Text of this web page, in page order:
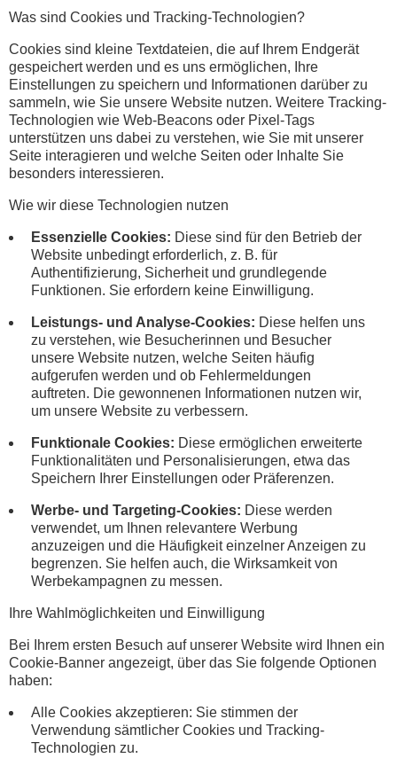
Was sind Cookies und Tracking-Technologien?
Cookies sind kleine Textdateien, die auf Ihrem Endgerät
gespeichert werden und es uns ermöglichen, Ihre
Einstellungen zu speichern und Informationen darüber zu
sammeln, wie Sie unsere Website nutzen. Weitere Tracking-
Technologien wie Web-Beacons oder Pixel-Tags
unterstützen uns dabei zu verstehen, wie Sie mit unserer
Seite interagieren und welche Seiten oder Inhalte Sie
besonders interessieren.
Wie wir diese Technologien nutzen
Essenzielle Cookies: Diese sind für den Betrieb der
Website unbedingt erforderlich, z. B. für
Authentifizierung, Sicherheit und grundlegende
Funktionen. Sie erfordern keine Einwilligung.
Leistungs- und Analyse-Cookies: Diese helfen uns
zu verstehen, wie Besucherinnen und Besucher
unsere Website nutzen, welche Seiten häufig
aufgerufen werden und ob Fehlermeldungen
auftreten. Die gewonnenen Informationen nutzen wir,
um unsere Website zu verbessern.
Funktionale Cookies: Diese ermöglichen erweiterte
Funktionalitäten und Personalisierungen, etwa das
Speichern Ihrer Einstellungen oder Präferenzen.
Werbe- und Targeting-Cookies: Diese werden
verwendet, um Ihnen relevantere Werbung
anzuzeigen und die Häufigkeit einzelner Anzeigen zu
begrenzen. Sie helfen auch, die Wirksamkeit von
Werbekampagnen zu messen.
Ihre Wahlmöglichkeiten und Einwilligung
Bei Ihrem ersten Besuch auf unserer Website wird Ihnen ein
Cookie-Banner angezeigt, über das Sie folgende Optionen
haben:
Alle Cookies akzeptieren: Sie stimmen der
Verwendung sämtlicher Cookies und Tracking-
Technologien zu.